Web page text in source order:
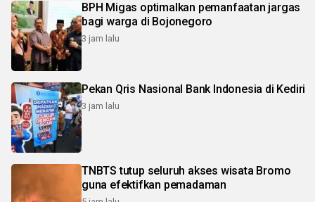
BPH Migas optimalkan pemanfaatan jargas
bagi warga di Bojonegoro
3 jam lalu
Pekan Qris Nasional Bank Indonesia di Kediri
3 jam lalu
TNBTS tutup seluruh akses wisata Bromo
guna efektifkan pemadaman